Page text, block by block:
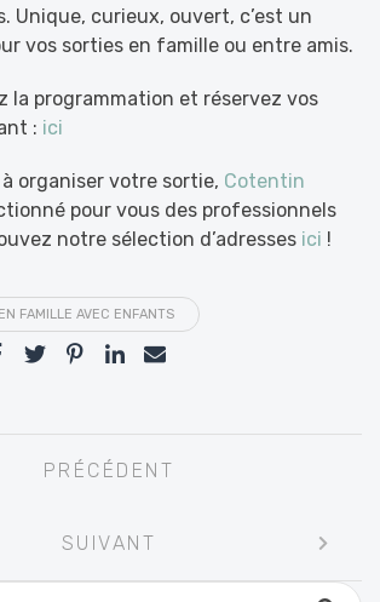
Unique, curieux, ouvert, c’est un
vos sorties en famille ou entre amis.
la programmation et réservez vos
: ici
organiser votre sortie, Cotentin
pour vous des professionnels
notre sélection d’adresses ici !
FAMILLE AVEC ENFANTS
PRÉCÉDENT
SUIVANT